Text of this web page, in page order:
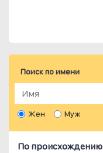
Поиск по имени
Жен Муж
По происхождению